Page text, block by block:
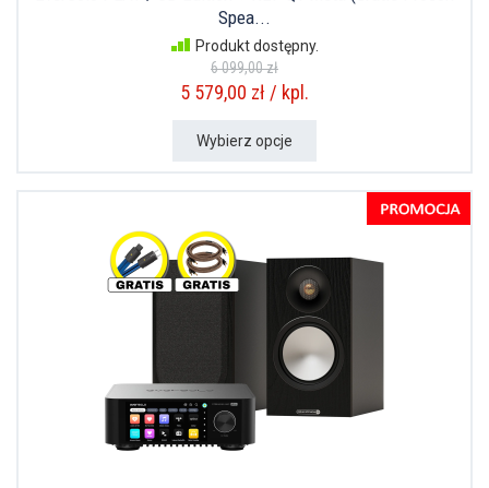
Spea...
Produkt dostępny.
6 099,00 zł
5 579,00 zł / kpl.
Wybierz opcje